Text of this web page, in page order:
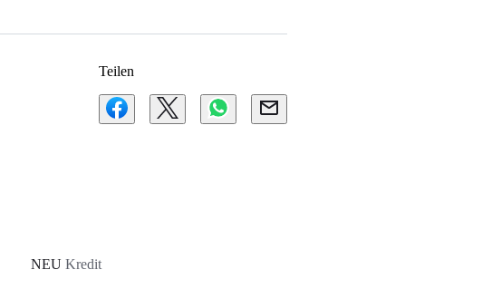
Teilen
NEU Kredit